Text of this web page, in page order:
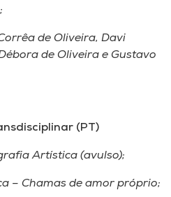
de Oliveira, Davi
de Oliveira e Gustavo
(PT)
Artística (avulso);
– Chamas de amor próprio;